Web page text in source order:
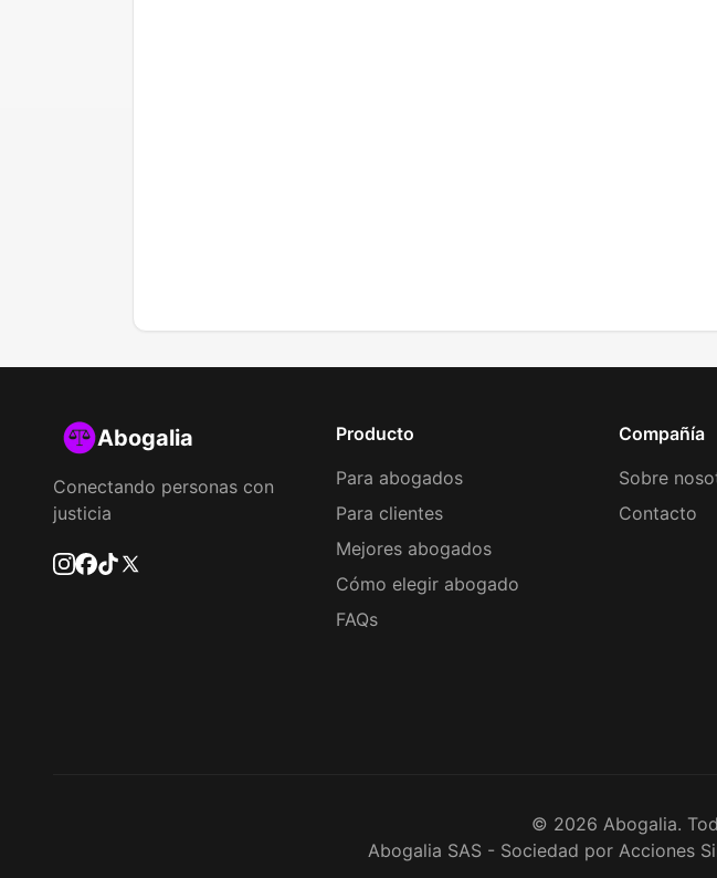
Abogalia
Conectando personas con
justicia
Producto
Para abogados
Para clientes
Mejores abogados
Cómo elegir abogado
FAQs
Compañía
Sobre
Contacto
© 2026 Abogalia.
Abogalia SAS - Sociedad por Acciones